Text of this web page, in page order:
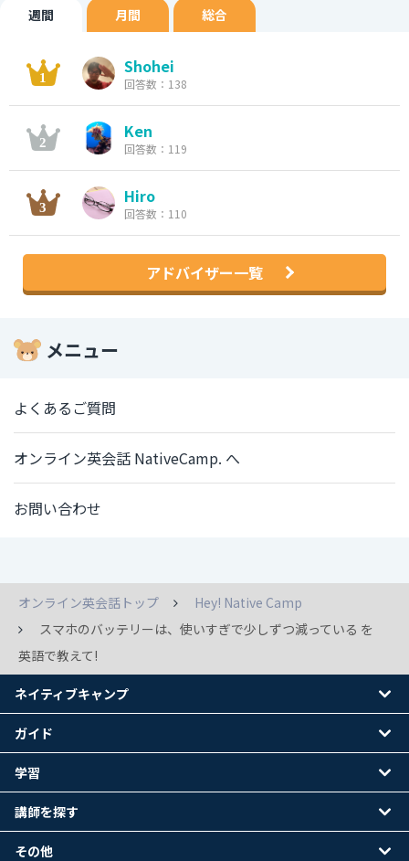
週間 月間 総合
Shohei
回答数：138
Ken
回答数：119
Hiro
回答数：110
アドバイザー一覧
メニュー
よくあるご質問
オンライン英会話 NativeCamp. へ
お問い合わせ
オンライン英会話トップ
Hey! Native Camp
スマホのバッテリーは、使いすぎで少しずつ減っている を
英語で教えて!
ネイティブキャンプ
ガイド
学習
講師を探す
その他